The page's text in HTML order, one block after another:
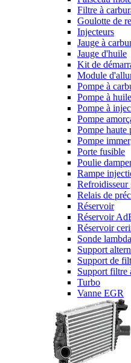
Filtre à
Goulotte de
Injecteurs
Jauge à
Jauge d'huile
Kit de
Module
Pompe à
Pompe à huile
Pompe à
Pompe
Pompe haute
Pompe
Porte fusible
Poulie
Rampe
Refroidisseur
Relais de
Réservoir
Réservoir
Réservoir
Sonde lambda
Support
Support de
Support filtre
Turbo
Vanne EGR